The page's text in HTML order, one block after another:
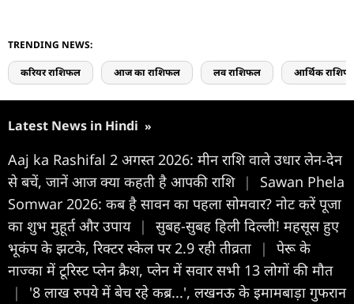
TRENDING NEWS:
करियर राशिफल आज का राशिफल लव राशिफल आर्थिक
Latest News in Hindi »
Aaj ka Rashifal 2 अगस्त 2026: मीन राशि वाले उधार लेन-देन
से बचें, जानें आज क्या कहती है आपकी राशि |
Sawan Phela
Somwar 2026: कब है सावन का पहला सोमवार? नोट करें पूजा
का शुभ मुहूर्त और उपाय |
सुबह-सुबह हिली दिल्ली! महसूस हुए
भूकंप के झटके, रिक्टर स्केल पर 2.9 रही तीव्रता
|
पेरू के
नाज्का में टूरिस्ट प्लेन क्रैश, प्लेन में सवार सभी 13 लोगों की मौत
|
'8 लाख रुपये में बेच रहे कब्र...', लखनऊ के इमामबाड़ा गुफरान